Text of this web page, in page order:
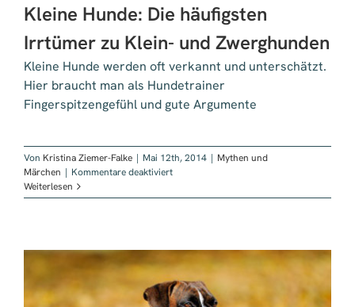
Kleine Hunde: Die häufigsten
Irrtümer zu Klein- und Zwerghunden
Kleine Hunde werden oft verkannt und unterschätzt.
Hier braucht man als Hundetrainer
Fingerspitzengefühl und gute Argumente
Von Kristina Ziemer-Falke | Mai 12th, 2014 | Mythen und
Märchen | Kommentare deaktiviertfür
Hunde:
zu
Klein-
und
Zwerghunden
Weiterlesen